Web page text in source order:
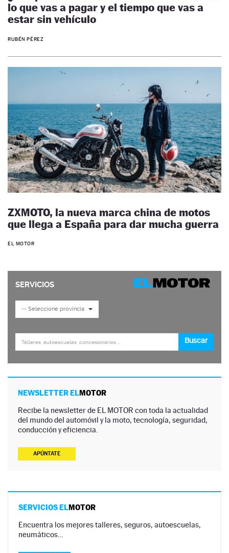
lo que vas a pagar y el tiempo que vas a
estar sin vehículo
RUBÉN PÉREZ
ZXMOTO, la nueva marca china de motos
que llega a España para dar mucha guerra
EL MOTOR
NEWSLETTER ELMOTOR
Recibe la newsletter de EL MOTOR con toda la actualidad
del mundo del automóvil y la moto, tecnología, seguridad,
conducción y eficiencia.
APÚNTATE
SERVICIOS ELMOTOR
Encuentra los mejores talleres, seguros, autoescuelas,
neumáticos…